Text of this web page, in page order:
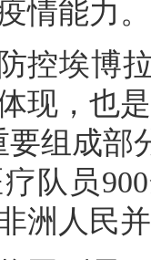
情能力。
控埃博
现，也
要组成部
队员
洲人民